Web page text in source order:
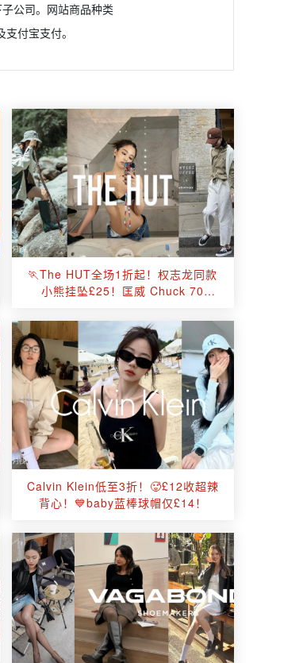
公司。网站商品种类
付宝支付。
🏃The HUT全场1折起！权志龙同款
小熊挂坠£25！匡威 Chuck 70
Calvin Klein低至3折！🥵£12收超辣
背心！💙baby蓝棒球帽仅£14！